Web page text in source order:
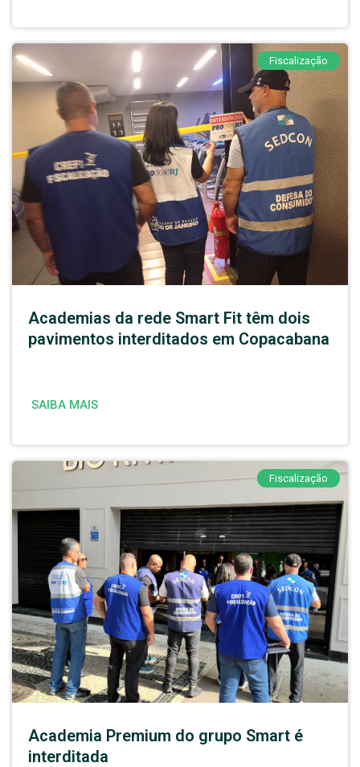
Fiscalização
Academias da rede Smart Fit têm dois
pavimentos interditados em Copacabana
SAIBA MAIS
Fiscalização
Academia Premium do grupo Smart é
interditada